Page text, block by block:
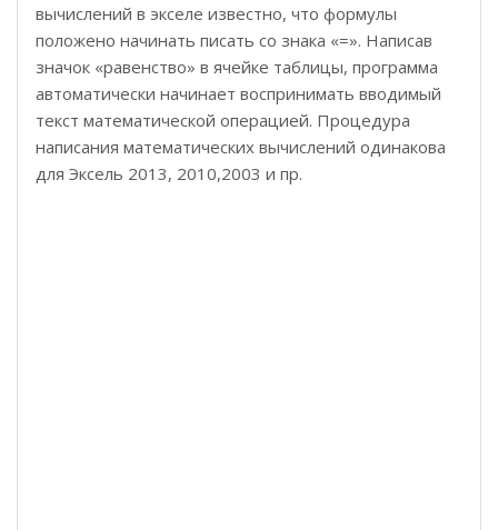
вычислений в экселе известно, что формулы
положено начинать писать со знака «=». Написав
значок «равенство» в ячейке таблицы, программа
автоматически начинает воспринимать вводимый
текст математической операцией. Процедура
написания математических вычислений одинакова
для Эксель 2013, 2010,2003 и пр.